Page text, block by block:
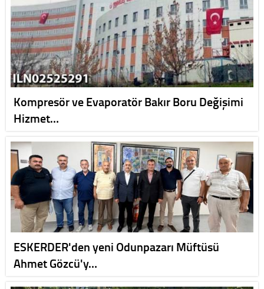
Kompresör ve Evaporatör Bakır Boru Değişimi
Hizmet…
ESKERDER'den yeni Odunpazarı Müftüsü
Ahmet Gözcü'y…